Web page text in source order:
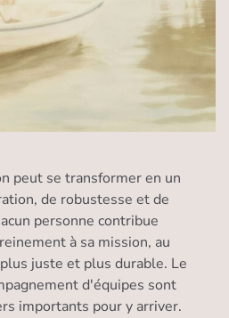
peut se transformer en un
de robustesse et de
personne contribue
à sa mission, au
juste et plus durable. Le
d'équipes sont
importants pour y arriver.